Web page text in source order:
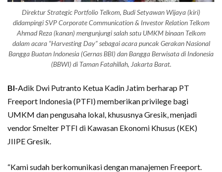
Direktur Strategic Portfolio Telkom, Budi Setyawan Wijaya (kiri)
didampingi SVP Corporate Communication & Investor Relation Telkom
Ahmad Reza (kanan) mengunjungi salah satu UMKM binaan Telkom
dalam acara “Harvesting Day” sebagai acara puncak Gerakan Nasional
Bangga Buatan Indonesia (Gernas BBI) dan Bangga Berwisata di Indonesia
(BBWI) di Taman Fatahillah, Jakarta Barat.
BI-Adik Dwi Putranto Ketua Kadin Jatim berharap PT
Freeport Indonesia (PTFI) memberikan privilege bagi
UMKM dan pengusaha lokal, khususnya Gresik, menjadi
vendor Smelter PTFI di Kawasan Ekonomi Khusus (KEK)
JIIPE Gresik.
“Kami sudah berkomunikasi dengan manajemen Freeport.